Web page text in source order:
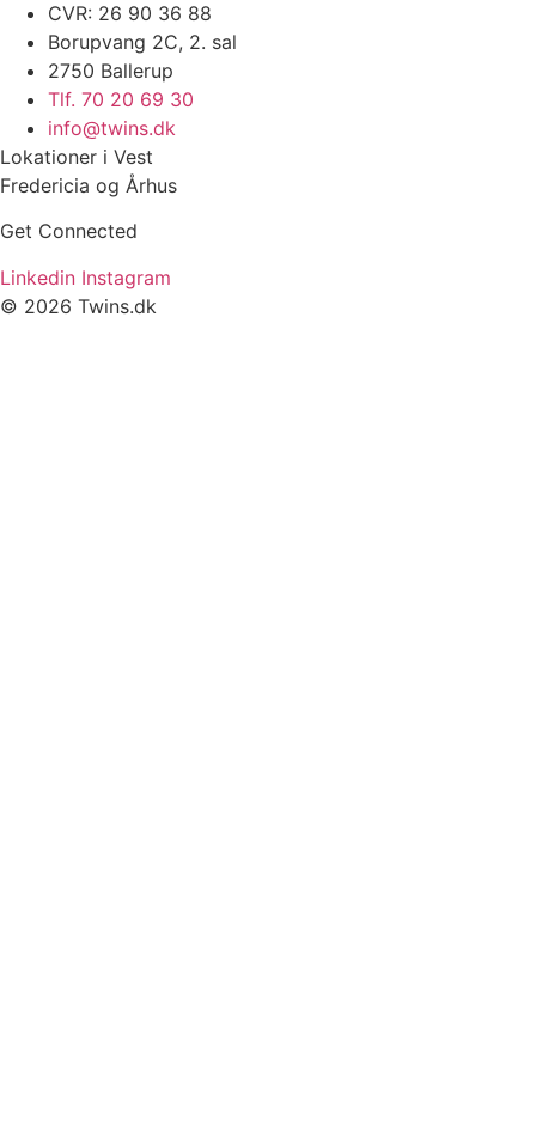
CVR: 26 90 36 88
Borupvang 2C, 2. sal
2750 Ballerup
Tlf. 70 20 69 30
info@twins.dk
Lokationer i Vest
Fredericia og Århus
Get Connected
Linkedin Instagram
© 2026 Twins.dk